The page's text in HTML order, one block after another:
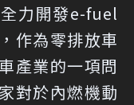
力開發e-fuel
作為零排放車
產業的一項問
對於內燃機動